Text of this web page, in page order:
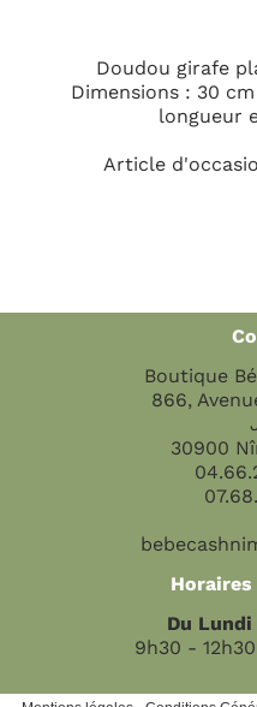
Doudou girafe
Dimensions : 30
longueur
Article
Boutique
866,
30900
Du
9h30 -